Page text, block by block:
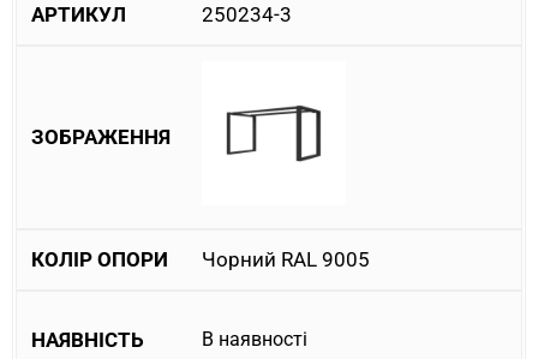
250234-3
Чорний RAL 9005
В наявності